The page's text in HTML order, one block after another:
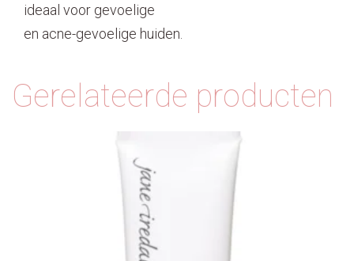
ideaal voor gevoelige
en acne-gevoelige huiden.
Gerelateerde producten